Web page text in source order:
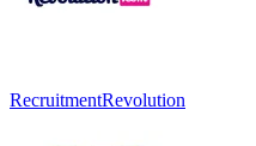
RecruitmentRevolution